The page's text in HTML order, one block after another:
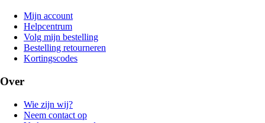
Mijn account
Helpcentrum
Volg mijn bestelling
Bestelling retourneren
Kortingscodes
Over
Wie zijn wij?
Neem contact op